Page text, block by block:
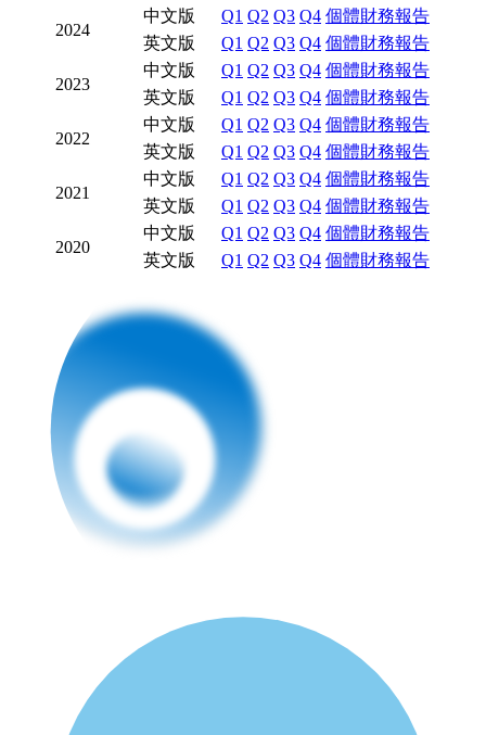
2024
中文版 Q1 Q2 Q3 Q4 個體財務報告
英文版
Q1 Q2 Q3 Q4 個體財務報告
2023
中文版 Q1 Q2 Q3 Q4 個體財務報告
英文版
Q1 Q2 Q3 Q4 個體財務報告
2022
中文版 Q1 Q2 Q3 Q4 個體財務報告
英文版
Q1 Q2 Q3 Q4 個體財務報告
2021
中文版 Q1 Q2 Q3 Q4 個體財務報告
英文版
Q1 Q2 Q3 Q4 個體財務報告
2020
中文版 Q1 Q2 Q3 Q4 個體財務報告
英文版
Q1 Q2 Q3 Q4 個體財務報告